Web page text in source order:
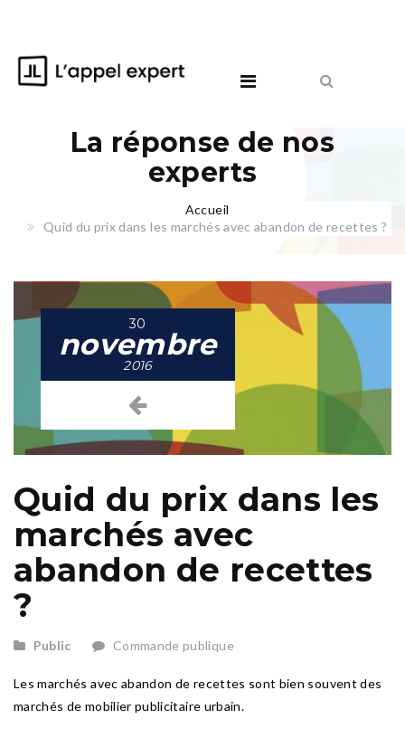
La réponse de nos
experts
Accueil
Quid du prix dans les marchés avec abandon de recettes ?
30
novembre
2016
Quid du prix dans les
marchés avec
abandon de recettes
?
Public Commande publique
Les marchés avec abandon de recettes sont bien souvent des
marchés de mobilier publicitaire urbain.